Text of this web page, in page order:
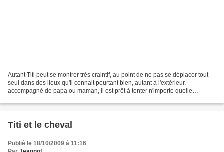
Autant Titi peut se montrer très craintif, au point de ne pas se déplacer tout
seul dans des lieux qu'il connait pourtant bien, autant à l'extérieur,
accompagné de papa ou maman, il est prêt à tenter n'importe quelle
Titi et le cheval
Publié le 18/10/2009 à 11:16